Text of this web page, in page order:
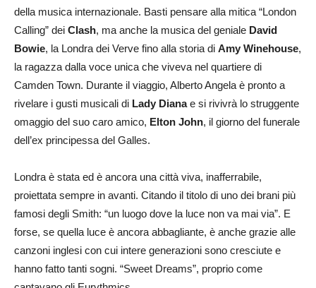
della musica internazionale. Basti pensare alla mitica “London
Calling” dei Clash, ma anche la musica del geniale David
Bowie, la Londra dei Verve fino alla storia di Amy Winehouse,
la ragazza dalla voce unica che viveva nel quartiere di
Camden Town. Durante il viaggio, Alberto Angela è pronto a
rivelare i gusti musicali di Lady Dianae si rivivrà lo struggente
omaggio del suo caro amico, Elton John, il giorno del funerale
dell’ex principessa del Galles.
Londra è stata ed è ancora una città viva, inafferrabile,
proiettata sempre in avanti. Citando il titolo di uno dei brani più
famosi degli Smith: “un luogo dove la luce non va mai via”. E
forse, se quella luce è ancora abbagliante, è anche grazie alle
canzoni inglesi con cui intere generazioni sono cresciute e
hanno fatto tanti sogni. “Sweet Dreams”, proprio come